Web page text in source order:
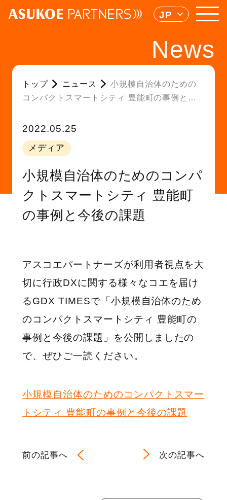
JP
News
トップ ニュース
小規模自治体のための
コンパクトスマートシティ 豊能町の事例と今
2022.05.25
メディア
小規模自治体のためのコンパ
クトスマートシティ 豊能町
の事例と今後の課題
アスコエパートナーズが利用者視点を大
切に行政DXに関する様々なコエを届け
るGDX TIMESで「小規模自治体のため
のコンパクトスマートシティ 豊能町の
事例と今後の課題」を公開しましたの
で、ぜひご一読ください。
小規模自治体のためのコンパクトスマー
トシティ 豊能町の事例と今後の課題
前の記事へ 次の記事へ